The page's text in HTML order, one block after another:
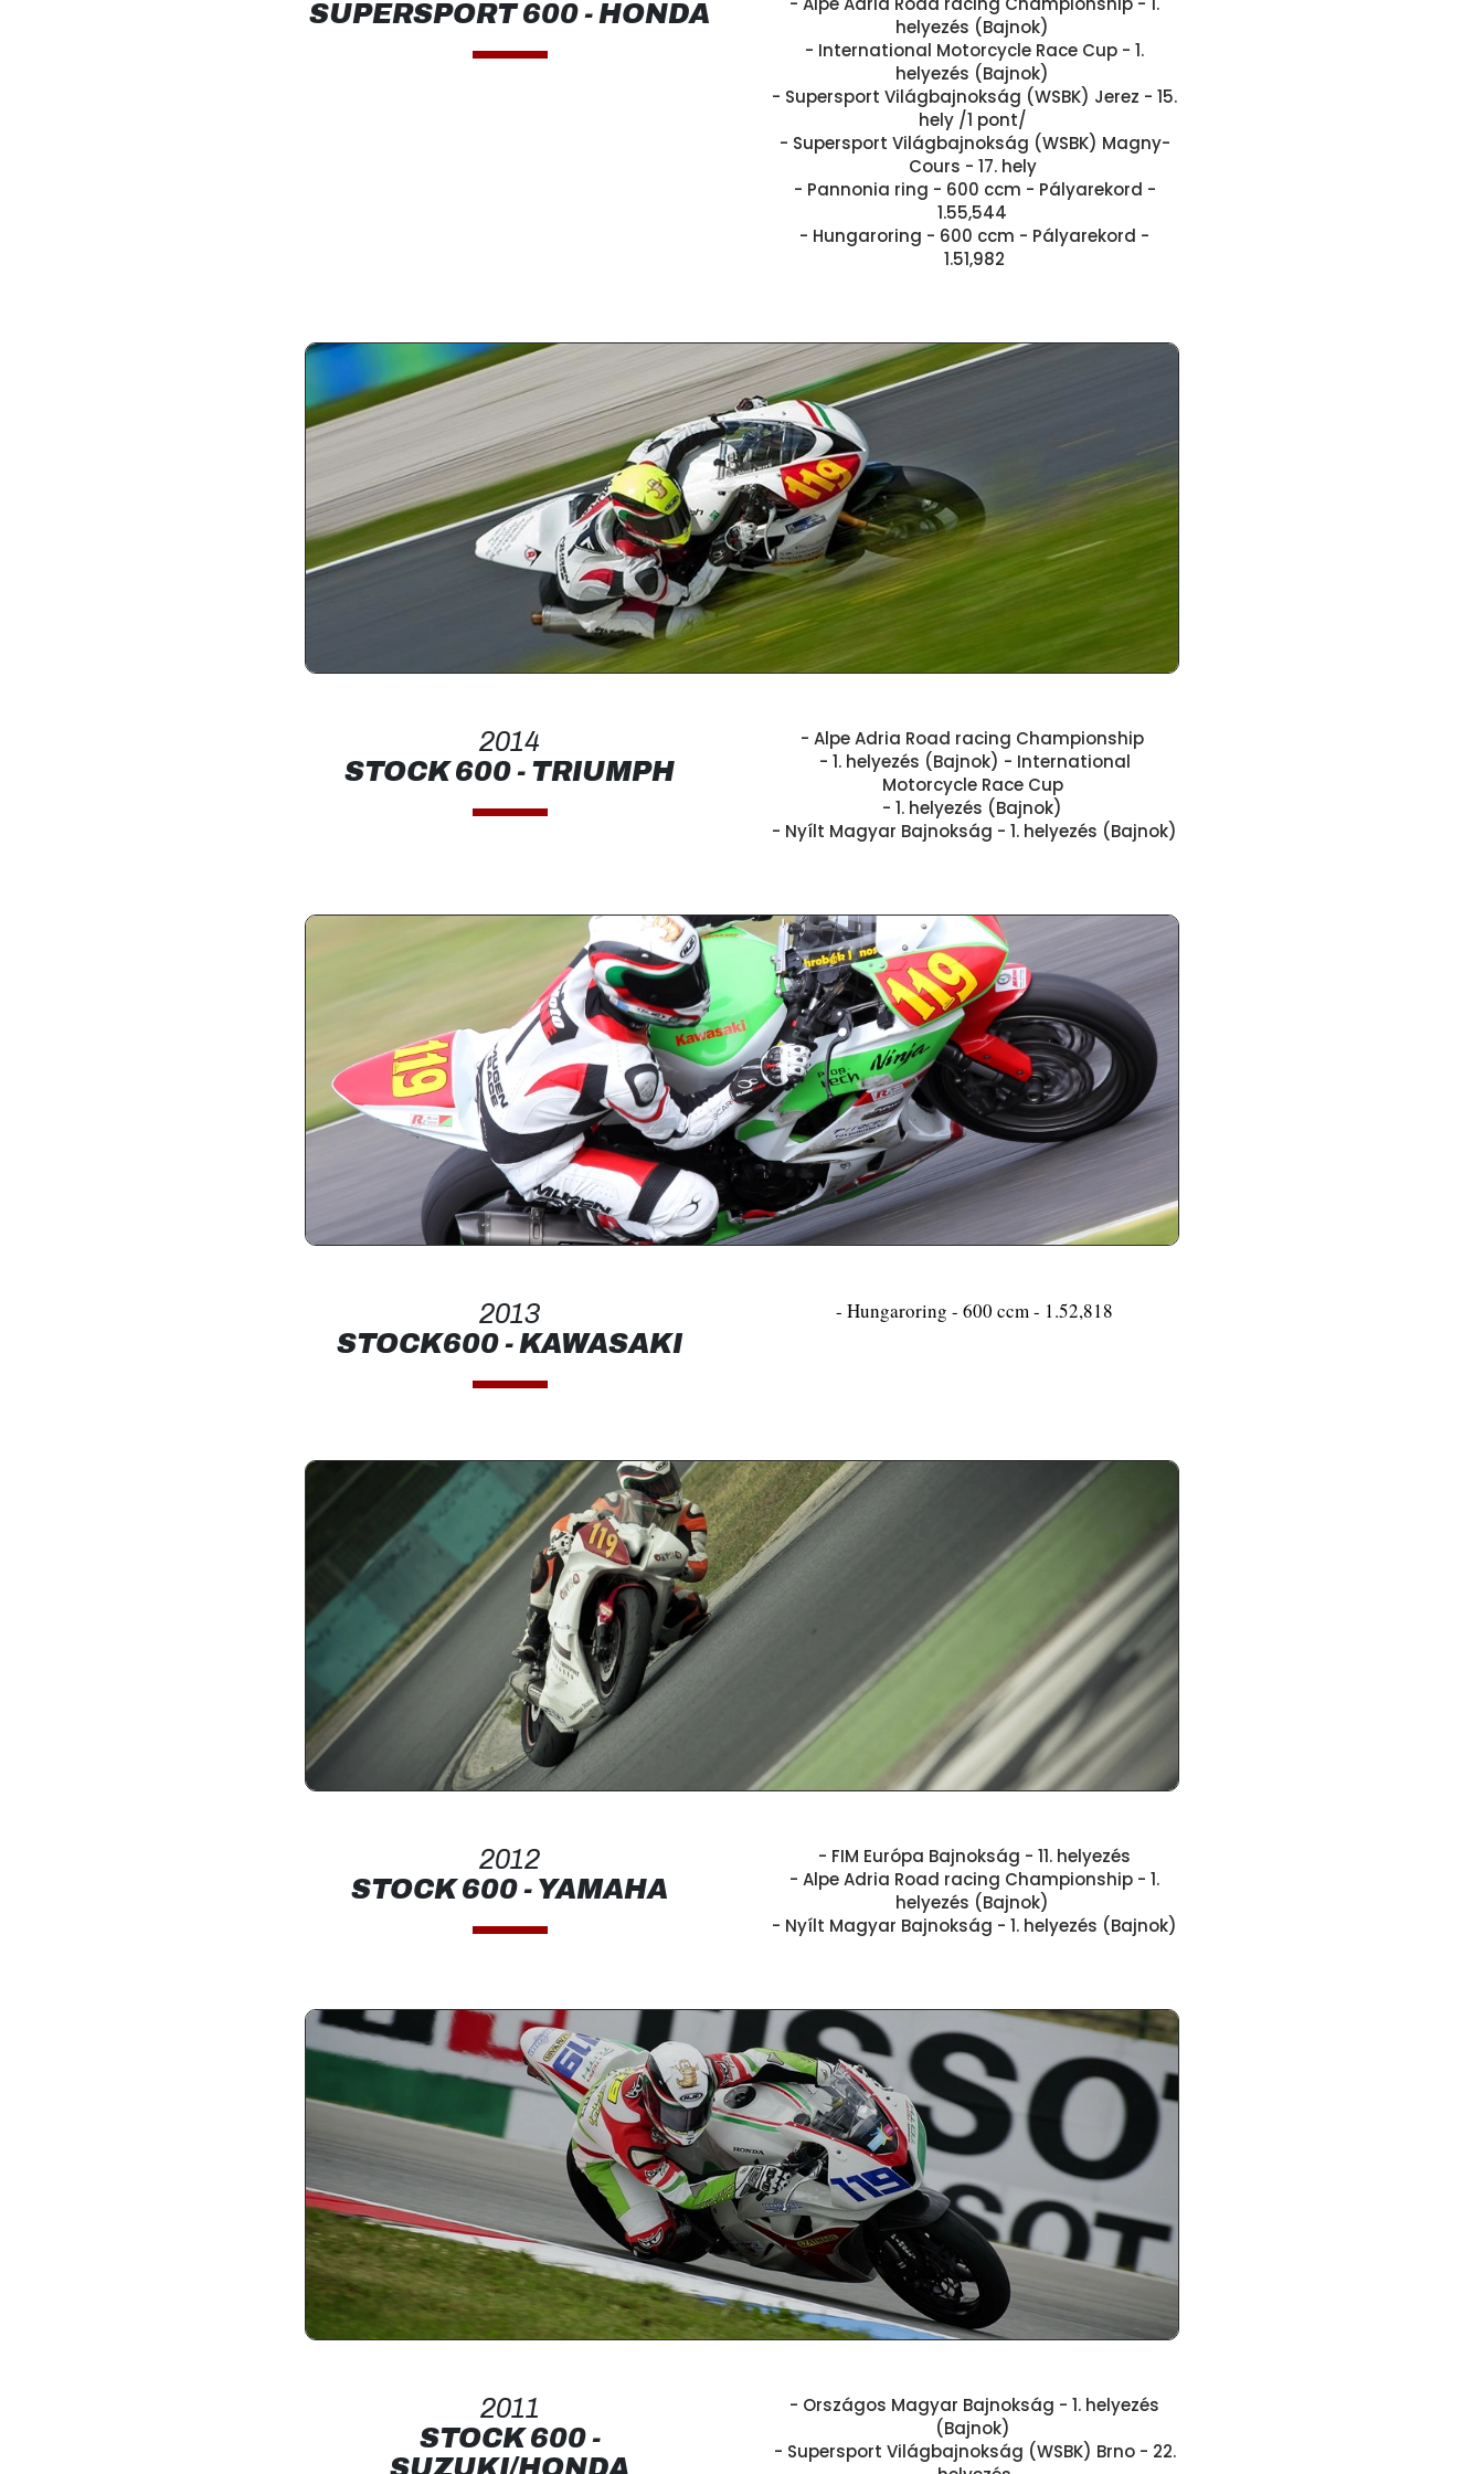
SUPERSPORT 600 - HONDA
helyezés (Bajnok)
- International Motorcycle Race Cup - 1.
helyezés (Bajnok)
- Supersport Világbajnokság (WSBK) Jerez - 15.
hely /1 pont/
- Supersport Világbajnokság (WSBK) Magny-
Cours - 17. hely
- Pannonia ring - 600 ccm - Pályarekord -
1.55,544
- Hungaroring - 600 ccm - Pályarekord -
1.51,982
2014
STOCK 600 - TRIUMPH
- Alpe Adria Road racing Championship
- 1. helyezés (Bajnok) - International
Motorcycle Race Cup
- 1. helyezés (Bajnok)
- Nyílt Magyar Bajnokság - 1. helyezés (Bajnok)
2013
STOCK600 - KAWASAKI
- Hungaroring - 600 ccm - 1.52,818
2012
STOCK 600 - YAMAHA
- FIM Európa Bajnokság - 11. helyezés
- Alpe Adria Road racing Championship - 1.
helyezés (Bajnok)
- Nyílt Magyar Bajnokság - 1. helyezés (Bajnok)
2011
STOCK 600 -
SUZUKI/HONDA
- Országos Magyar Bajnokság - 1. helyezés
(Bajnok)
- Supersport Világbajnokság (WSBK) Brno - 22.